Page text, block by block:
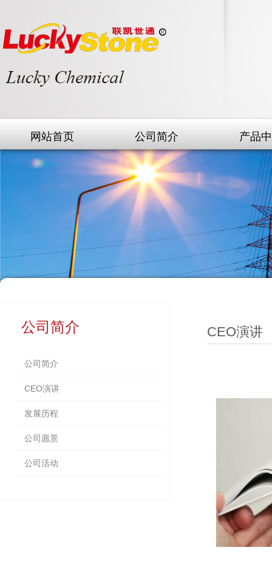
网站首页 公司简介 产品
公司简介
公司简介
CEO演讲
发展历程
公司愿景
公司活动
CEO演讲